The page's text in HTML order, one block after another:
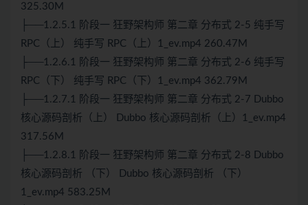
325.30M
├──1.2.5.1 阶段一 狂野架构师 第二章 分布式 2-5 纯手写
RPC（上） 纯手写 RPC（上）1_ev.mp4 260.47M
├──1.2.6.1 阶段一 狂野架构师 第二章 分布式 2-6 纯手写
RPC（下） 纯手写 RPC（下）1_ev.mp4 362.79M
├──1.2.7.1 阶段一 狂野架构师 第二章 分布式 2-7 Dubbo
核心源码剖析（上） Dubbo 核心源码剖析（上）1_ev.mp4
317.56M
├──1.2.8.1 阶段一 狂野架构师 第二章 分布式 2-8 Dubbo
核心源码剖析 （下） Dubbo 核心源码剖析 （下）
1_ev.mp4 583.25M